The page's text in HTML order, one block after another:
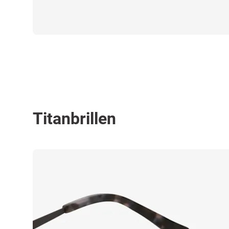
Titanbrillen